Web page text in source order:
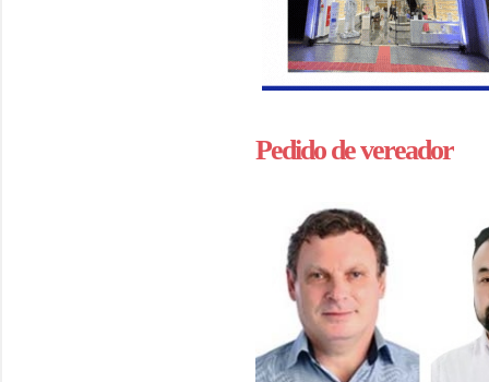
Pedido de vereador